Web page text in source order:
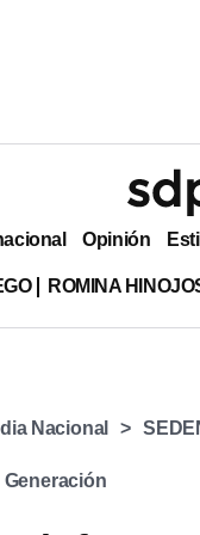
Opinión
ROMINA
Nacional